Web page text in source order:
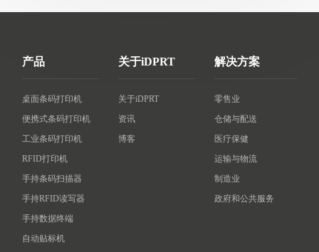
产品
桌面条码打印机
便携式条码打印机
工业条码打印机
RFID打印机
手持条码扫描器
手持RFID读写器
手持数据终端
自动贴标机
关于iDPRT
关于iDPRT
资讯
博客
解决方案
零售业
仓储与配送
医疗保健
运输与物流
制造业
政府和公共服务